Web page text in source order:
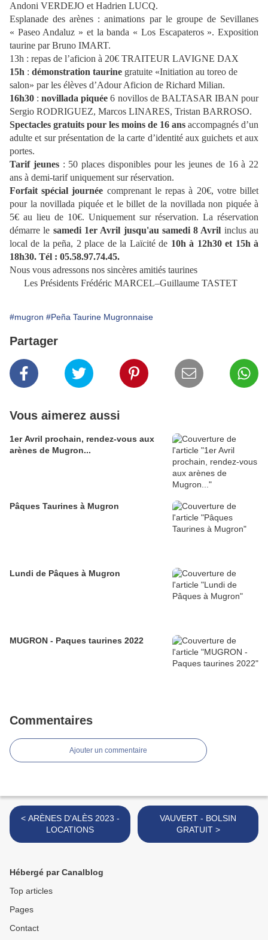
Andoni VERDEJO et Hadrien LUCQ.
Esplanade des arènes : animations par le groupe de Sevillanes
« Paseo Andaluz » et la banda « Los Escapateros ». Exposition
taurine par Bruno IMART.
13h : repas de l’aficion à 20€ TRAITEUR LAVIGNE DAX
15h : démonstration taurine gratuite «Initiation au toreo de
salon» par les élèves d’Adour Aficion de Richard Milian.
16h30 :novillada piquée 6 novillos de BALTASAR IBAN pour
Sergio RODRIGUEZ, Marcos LINARES, Tristan BARROSO.
Spectacles gratuits pour les moins de 16 ans accompagnés d’un
adulte et sur présentation de la carte d’identité aux guichets et aux
portes.
Tarif jeunes: 50 places disponibles pour les jeunes de 16 à 22
ans à demi-tarif uniquement sur réservation.
Forfait spécial journée comprenant le repas à 20€, votre billet
pour la novillada piquée et le billet de la novillada non piquée à
5€ au lieu de 10€. Uniquement sur réservation. La réservation
démarre le samedi 1er Avril jusqu'au samedi 8 Avril inclus au
local de la peña, 2 place de la Laïcité de 10h à 12h30 et 15h à
18h30. Tél : 05.58.97.74.45.
Nous vous adressons nos sincères amitiés taurines
Les Présidents Frédéric MARCEL–Guillaume TASTET
#mugron #Peña Taurine Mugronnaise
Partager
Vous aimerez aussi
1er Avril prochain, rendez-vous aux
arènes de Mugron...
Pâques Taurines à Mugron
Lundi de Pâques à Mugron
MUGRON - Paques taurines 2022
Commentaires
Ajouter un commentaire
< ARÈNES D'ALÈS 2023 -
LOCATIONS
VAUVERT - BOLSIN
GRATUIT >
Hébergé par Canalblog
Top articles
Pages
Contact